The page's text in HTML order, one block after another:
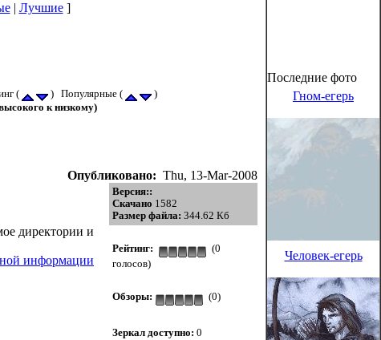
| Лучшие]
( ) Популярные (
)
к низкому)
Опубликовано: Thu, 13-Mar-2008
директории и
информации
Версия::
Скачано 1582
Размер файла: 344.62 Кб
Рейтинг:
(0
голосов)
Обзоры: (0)
Зеркал доступно: 0
Последние фото
Гном-егерь
Человек-егерь